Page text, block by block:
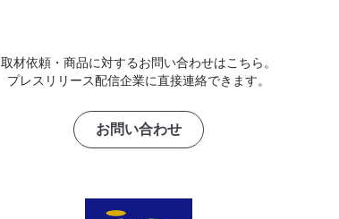
取材依頼・商品に対するお問い合わせはこちら。
プレスリリース配信企業に直接連絡できます。
お問い合わせ